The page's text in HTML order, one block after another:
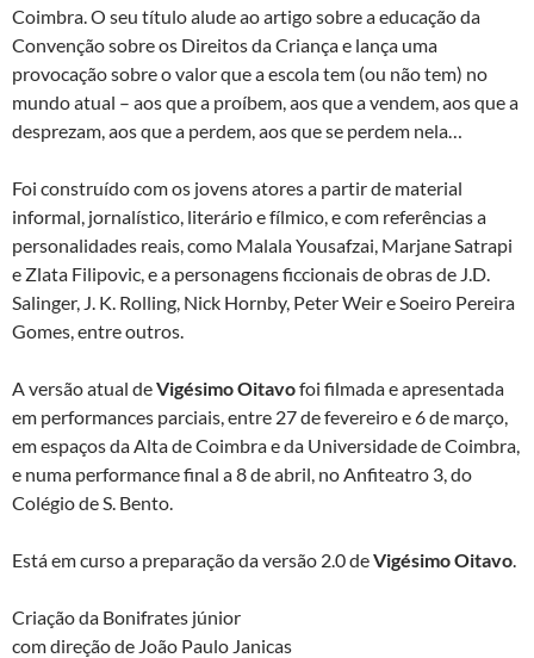
Coimbra. O seu título alude ao artigo sobre a educação da
Convenção sobre os Direitos da Criança e lança uma
provocação sobre o valor que a escola tem (ou não tem) no
mundo atual – aos que a proíbem, aos que a vendem, aos que a
desprezam, aos que a perdem, aos que se perdem nela…
Foi construído com os jovens atores a partir de material
informal, jornalístico, literário e fílmico, e com referências a
personalidades reais, como Malala Yousafzai, Marjane Satrapi
e Zlata Filipovic, e a personagens ficcionais de obras de J.D.
Salinger, J. K. Rolling, Nick Hornby, Peter Weir e Soeiro Pereira
Gomes, entre outros.
A versão atual deVigésimo Oitavofoi filmada e apresentada
em performances parciais, entre 27 de fevereiro e 6 de março,
em espaços da Alta de Coimbra e da Universidade de Coimbra,
e numa performance final a 8 de abril, no Anfiteatro 3, do
Colégio de S. Bento.
Está em curso a preparação da versão 2.0 deVigésimo Oitavo.
Criação da Bonifrates júnior
com direção de João Paulo Janicas